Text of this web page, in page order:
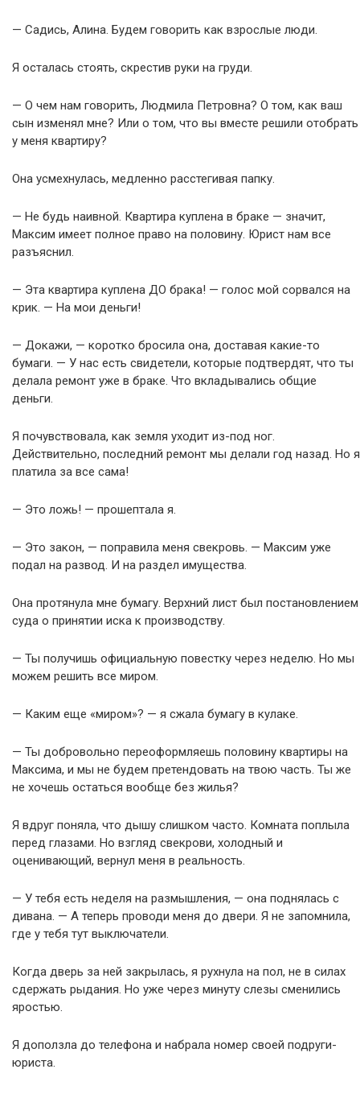
— Садись, Алина. Будем говорить как взрослые люди.
Я осталась стоять, скрестив руки на груди.
— О чем нам говорить, Людмила Петровна? О том, как ваш
сын изменял мне? Или о том, что вы вместе решили отобрать
у меня квартиру?
Она усмехнулась, медленно расстегивая папку.
— Не будь наивной. Квартира куплена в браке — значит,
Максим имеет полное право на половину. Юрист нам все
разъяснил.
— Эта квартира куплена ДО брака! — голос мой сорвался на
крик. — На мои деньги!
— Докажи, — коротко бросила она, доставая какие-то
бумаги. — У нас есть свидетели, которые подтвердят, что ты
делала ремонт уже в браке. Что вкладывались общие
деньги.
Я почувствовала, как земля уходит из-под ног.
Действительно, последний ремонт мы делали год назад. Но я
платила за все сама!
— Это ложь! — прошептала я.
— Это закон, — поправила меня свекровь. — Максим уже
подал на развод. И на раздел имущества.
Она протянула мне бумагу. Верхний лист был постановлением
суда о принятии иска к производству.
— Ты получишь официальную повестку через неделю. Но мы
можем решить все миром.
— Каким еще «миром»? — я сжала бумагу в кулаке.
— Ты добровольно переоформляешь половину квартиры на
Максима, и мы не будем претендовать на твою часть. Ты же
не хочешь остаться вообще без жилья?
Я вдруг поняла, что дышу слишком часто. Комната поплыла
перед глазами. Но взгляд свекрови, холодный и
оценивающий, вернул меня в реальность.
— У тебя есть неделя на размышления, — она поднялась с
дивана. — А теперь проводи меня до двери. Я не запомнила,
где у тебя тут выключатели.
Когда дверь за ней закрылась, я рухнула на пол, не в силах
сдержать рыдания. Но уже через минуту слезы сменились
яростью.
Я доползла до телефона и набрала номер своей подруги-
юриста.